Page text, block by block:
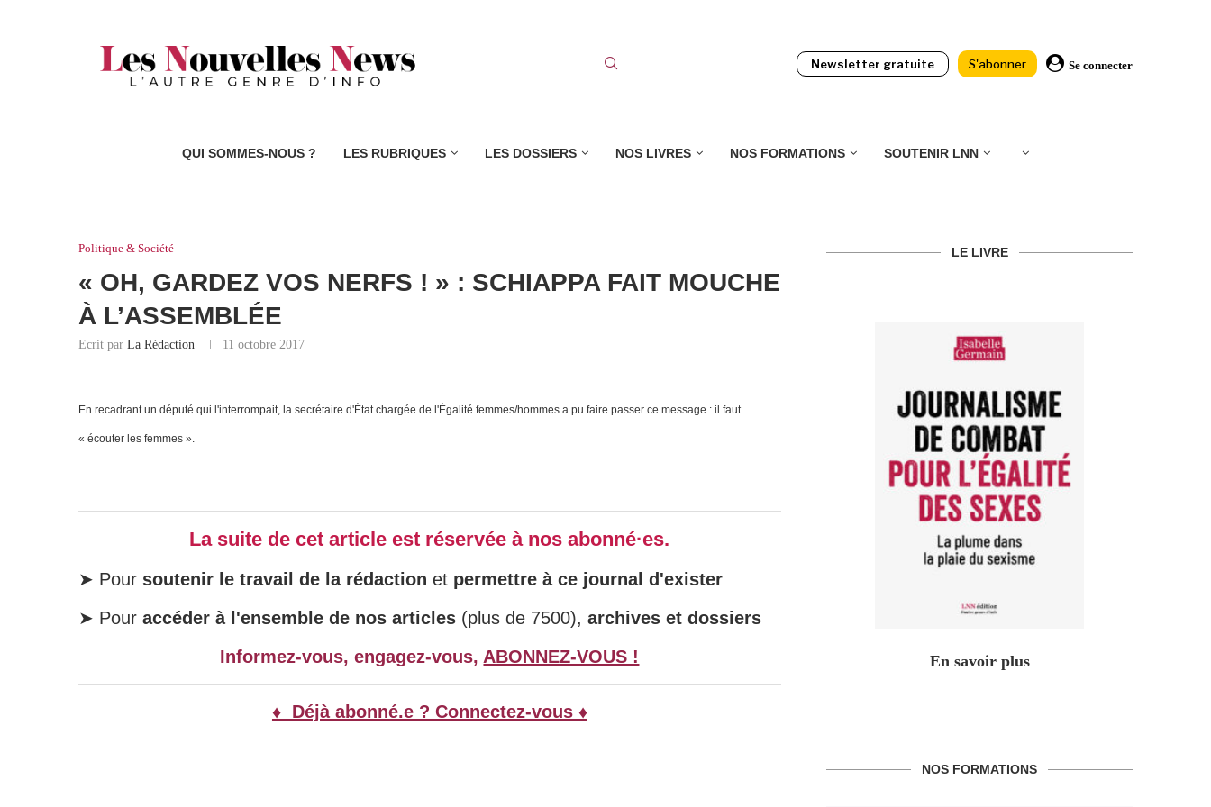
Newsletter gratuite S'abonner Se connecter
QUI SOMMES-NOUS ? LES RUBRIQUES LES DOSSIERS NOS LIVRES NOS FORMATIONS SOUTENIR LNN
Politique & Société
« OH, GARDEZ VOS NERFS ! » : SCHIAPPA FAIT MOUCHE
À L’ASSEMBLÉE
Ecrit par La Rédaction 11 octobre 2017
En recadrant un député qui l'interrompait, la secrétaire d'État chargée de l'Égalité femmes/hommes a pu faire passer ce message : il faut
« écouter les femmes ».
La suite de cet article est réservée à nos abonné·es.
➤ Pour soutenir le travail de la rédaction et permettre à ce journal d'exister
➤ Pour accéder à l'ensemble de nos articles (plus de 7500), archives et dossiers
Informez-vous, engagez-vous, ABONNEZ-VOUS !
♦ Déjà abonné.e ? Connectez-vous ♦
LE LIVRE
En savoir plus
NOS FORMATIONS